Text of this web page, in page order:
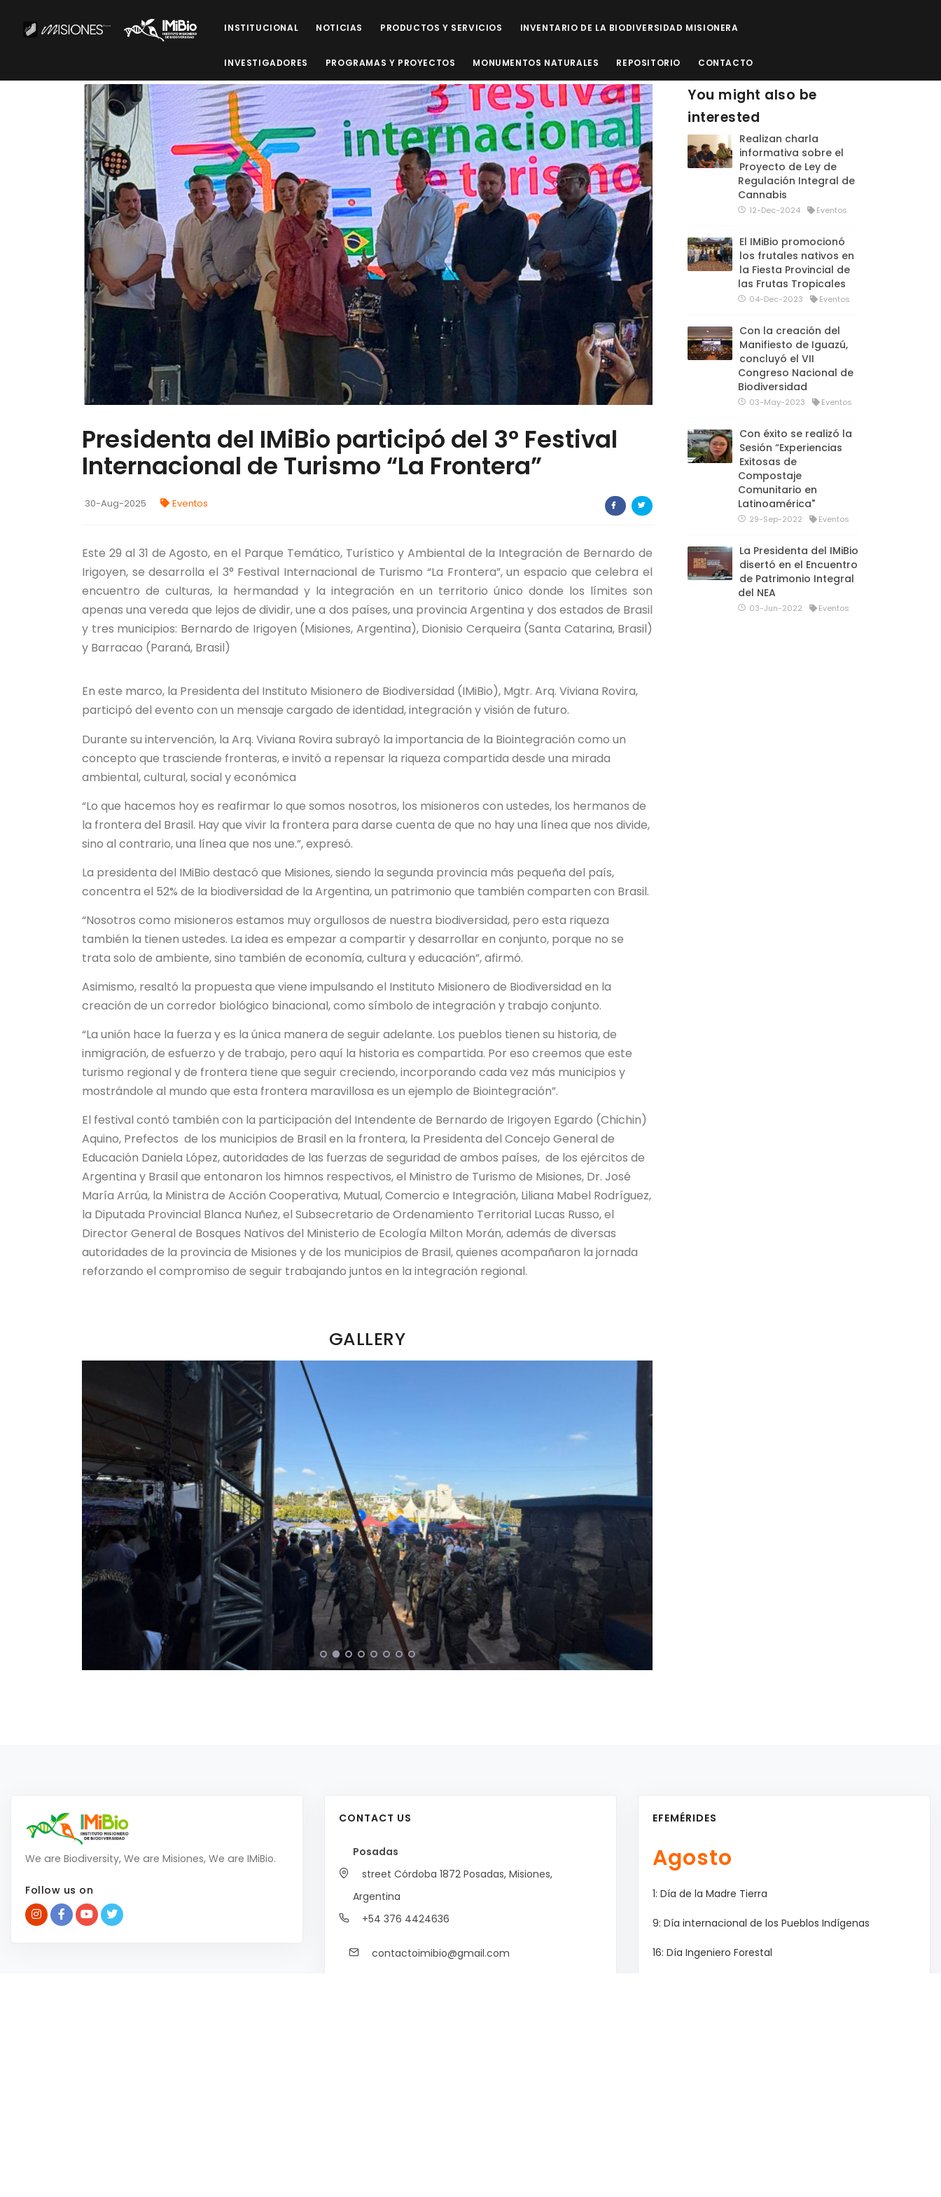
INSTITUCIONAL NOTICIAS PRODUCTOS Y SERVICIOS INVENTARIO DE LA BIODIVERSIDAD MISIONERA
INVESTIGADORES PROGRAMAS Y PROYECTOS MONUMENTOS NATURALES REPOSITORIO CONTACTO
Presidenta del IMiBio participó del 3° Festival
Internacional de Turismo “La Frontera”
30-Aug-2025 Eventos
Este 29 al 31 de Agosto, en el Parque Temático, Turístico y Ambiental de la Integración de Bernardo de
Irigoyen, se desarrolla el 3° Festival Internacional de Turismo “La Frontera”, un espacio que celebra el
encuentro de culturas, la hermandad y la integración en un territorio único donde los límites son
apenas una vereda que lejos de dividir, une a dos países, una provincia Argentina y dos estados de Brasil
y tres municipios: Bernardo de Irigoyen (Misiones, Argentina), Dionisio Cerqueira (Santa Catarina, Brasil)
y Barracao (Paraná, Brasil)
En este marco, la Presidenta del Instituto Misionero de Biodiversidad (IMiBio), Mgtr. Arq. Viviana Rovira,
participó del evento con un mensaje cargado de identidad, integración y visión de futuro.
Durante su intervención, la Arq. Viviana Rovira subrayó la importancia de la Biointegración como un
concepto que trasciende fronteras, e invitó a repensar la riqueza compartida desde una mirada
ambiental, cultural, social y económica
“Lo que hacemos hoy es reafirmar lo que somos nosotros, los misioneros con ustedes, los hermanos de
la frontera del Brasil. Hay que vivir la frontera para darse cuenta de que no hay una línea que nos divide,
sino al contrario, una línea que nos une.”, expresó.
La presidenta del IMiBio destacó que Misiones, siendo la segunda provincia más pequeña del país,
concentra el 52% de la biodiversidad de la Argentina, un patrimonio que también comparten con Brasil.
“Nosotros como misioneros estamos muy orgullosos de nuestra biodiversidad, pero esta riqueza
también la tienen ustedes. La idea es empezar a compartir y desarrollar en conjunto, porque no se
trata solo de ambiente, sino también de economía, cultura y educación”, afirmó.
Asimismo, resaltó la propuesta que viene impulsando el Instituto Misionero de Biodiversidad en la
creación de un corredor biológico binacional, como símbolo de integración y trabajo conjunto.
“La unión hace la fuerza y es la única manera de seguir adelante. Los pueblos tienen su historia, de
inmigración, de esfuerzo y de trabajo, pero aquí la historia es compartida. Por eso creemos que este
turismo regional y de frontera tiene que seguir creciendo, incorporando cada vez más municipios y
mostrándole al mundo que esta frontera maravillosa es un ejemplo de Biointegración”.
El festival contó también con la participación del Intendente de Bernardo de Irigoyen Egardo (Chichin)
Aquino, Prefectos de los municipios de Brasil en la frontera, la Presidenta del Concejo General de
Educación Daniela López, autoridades de las fuerzas de seguridad de ambos países, de los ejércitos de
Argentina y Brasil que entonaron los himnos respectivos, el Ministro de Turismo de Misiones, Dr. José
María Arrúa, la Ministra de Acción Cooperativa, Mutual, Comercio e Integración, Liliana Mabel Rodríguez,
la Diputada Provincial Blanca Nuñez, el Subsecretario de Ordenamiento Territorial Lucas Russo, el
Director General de Bosques Nativos del Ministerio de Ecología Milton Morán, además de diversas
autoridades de la provincia de Misiones y de los municipios de Brasil, quienes acompañaron la jornada
reforzando el compromiso de seguir trabajando juntos en la integración regional.
GALLERY
You might also be
interested
Realizan charla
informativa sobre el
Proyecto de Ley de
Regulación Integral de
Cannabis
12-Dec-2024 Eventos
El IMiBio promocionó
los frutales nativos en
la Fiesta Provincial de
las Frutas Tropicales
04-Dec-2023 Eventos
Con la creación del
Manifiesto de Iguazú,
concluyó el VII
Congreso Nacional de
Biodiversidad
03-May-2023 Eventos
Con éxito se realizó la
Sesión “Experiencias
Exitosas de
Compostaje
Comunitario en
Latinoamérica"
29-Sep-2022 Eventos
La Presidenta del IMiBio
disertó en el Encuentro
de Patrimonio Integral
del NEA
03-Jun-2022 Eventos
We are Biodiversity, We are Misiones, We are IMiBio.
Follow us on
CONTACT US
Posadas
street Córdoba 1872 Posadas, Misiones,
Argentina
+54 376 4424636
contactoimibio@gmail.com
EFEMÉRIDES
Agosto
1: Día de la Madre Tierra
9: Día internacional de los Pueblos Indígenas
16: Día Ingeniero Forestal